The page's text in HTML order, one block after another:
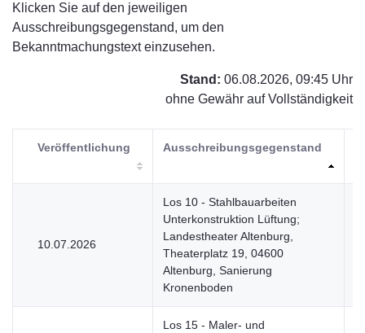
Klicken Sie auf den jeweiligen
Ausschreibungsgegenstand, um den
Bekanntmachungstext einzusehen.
Stand: 06.08.2026, 09:45 Uhr
ohne Gewähr auf Vollständigkeit
Veröffentlichung Ausschreibungsgegenstand
10.07.2026
Los 10 - Stahlbauarbeiten
Unterkonstruktion Lüftung;
Landestheater Altenburg,
Theaterplatz 19, 04600
Altenburg, Sanierung
Kronenboden
Los 15 - Maler- und